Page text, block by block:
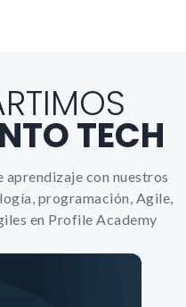
TECH
aprendizaje con nuestros
programación, Agile,
en Profile Academy
base a cómo la
usas.
_ga | _gid |
_hjSession |
_hjSessionUser